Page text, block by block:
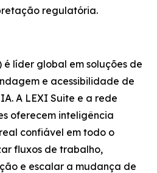
regulatória.
é líder global em soluções de
e acessibilidade de
A LEXI Suite e a rede
oferecem inteligência
confiável em todo o
fluxos de trabalho,
e escalar a mudança de